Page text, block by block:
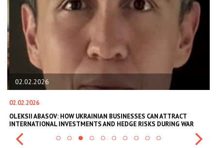
02.02.2026
02.02.2026
OLEKSII ABASOV: HOW UKRAINIAN BUSINESSES CAN ATTRACT
INTERNATIONAL INVESTMENTS AND HEDGE RISKS DURING WAR